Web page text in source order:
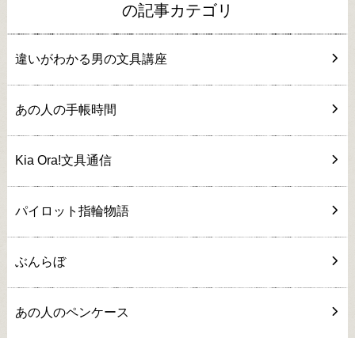
の記事カテゴリ
違いがわかる男の文具講座
あの人の手帳時間
Kia Ora!文具通信
パイロット指輪物語
ぶんらぼ
あの人のペンケース